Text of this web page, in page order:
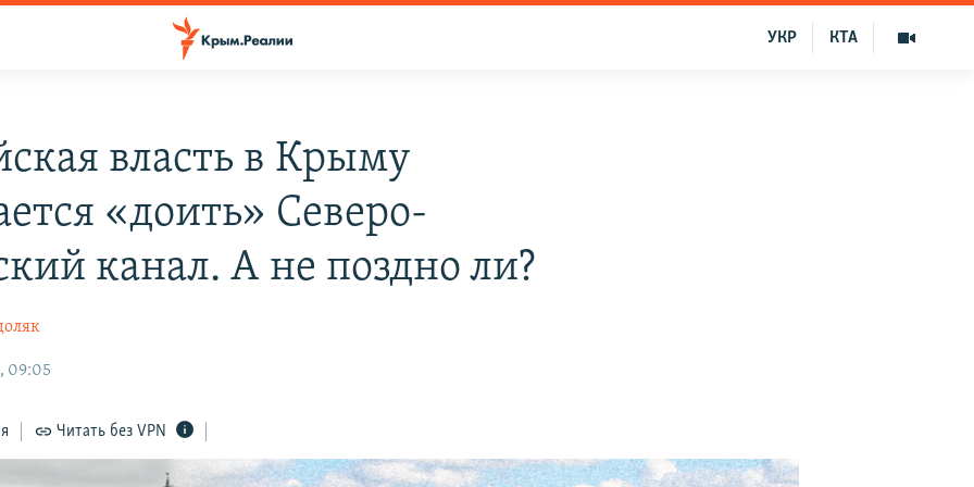
КТА
УКР
власть в Крыму
«доить» Северо-
канал. А не поздно ли?
09:05
Читать без VPN